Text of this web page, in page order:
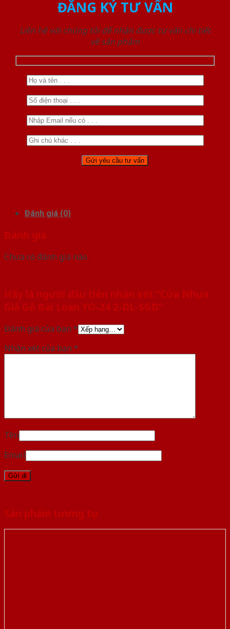
ĐĂNG KÝ TƯ VẤN
Liên hệ với chúng tôi để nhận được tư vấn chi tiết
về sản phẩm
Đánh giá (0)
Đánh giá
Chưa có đánh giá nào.
Hãy là người đầu tiên nhận xét “Cửa Nhựa
Giả Gỗ Đài Loan YO-24 2-DL-SGD”
Đánh giá của bạn *
Nhận xét của bạn *
Tên
Email
Sản phẩm tương tự